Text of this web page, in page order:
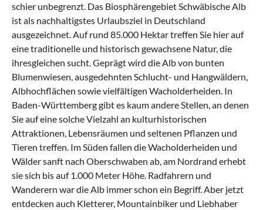
schier unbegrenzt. Das Biosphärengebiet Schwäbische Alb
ist als nachhaltigstes Urlaubsziel in Deutschland
ausgezeichnet. Auf rund 85.000 Hektar treffen Sie hier auf
eine traditionelle und historisch gewachsene Natur, die
ihresgleichen sucht. Geprägt wird die Alb von bunten
Blumenwiesen, ausgedehnten Schlucht- und Hangwäldern,
Albhochflächen sowie vielfältigen Wacholderheiden. In
Baden-Württemberg gibt es kaum andere Stellen, an denen
Sie auf eine solche Vielzahl an kulturhistorischen
Attraktionen, Lebensräumen und seltenen Pflanzen und
Tieren treffen. Im Süden fallen die Wacholderheiden und
Wälder sanft nach Oberschwaben ab, am Nordrand erhebt
sie sich bis auf 1.000 Meter Höhe. Radfahrern und
Wanderern war die Alb immer schon ein Begriff. Aber jetzt
entdecken auch Kletterer, Mountainbiker und Liebhaber